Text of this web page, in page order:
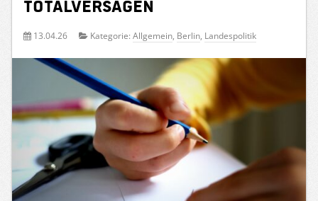
Totalversagen
13.04.26 Kategorie: Allgemein, Berlin, Landespolitik